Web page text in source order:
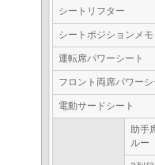
シートリフター
シートポジションメ
運転席パワーシート
フロント両席パワーシ
電動サードシート
助手
ルー